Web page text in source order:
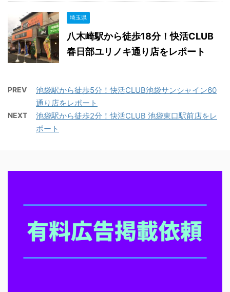
埼玉県
八木崎駅から徒歩18分！快活CLUB
春日部ユリノキ通り店をレポート
PREV
池袋駅から徒歩5分！快活CLUB池袋サンシャイン60
通り店をレポート
NEXT
池袋駅から徒歩2分！快活CLUB 池袋東口駅前店をレ
ポート